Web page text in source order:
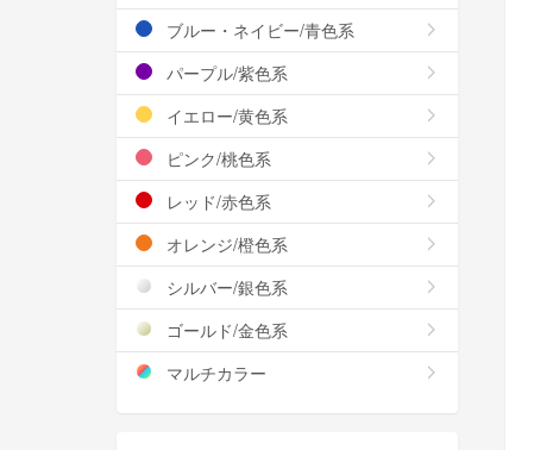
ブルー・ネイビー/青色系
パープル/紫色系
イエロー/黄色系
ピンク/桃色系
レッド/赤色系
オレンジ/橙色系
シルバー/銀色系
ゴールド/金色系
マルチカラー